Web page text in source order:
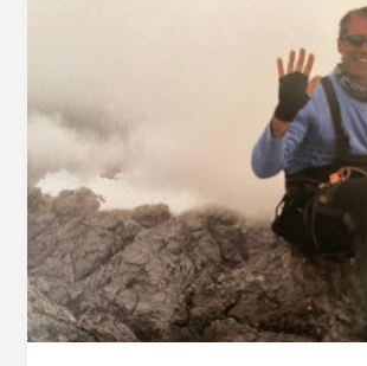
Terdaftar
Sebagai
7
Summiter
Indonesia.